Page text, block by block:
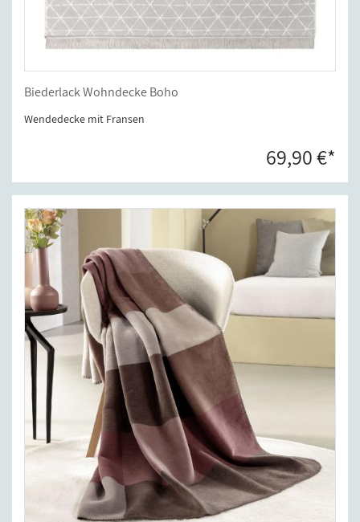
Biederlack Wohndecke Boho
Wendedecke mit Fransen
69,90 €*